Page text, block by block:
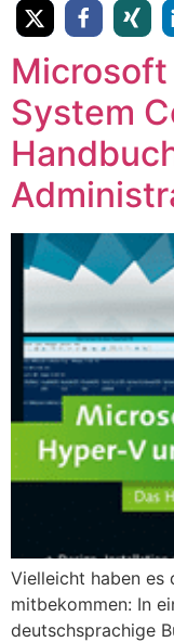
System
Vielleicht haben es
mitbekommen: In
deutschsprachige